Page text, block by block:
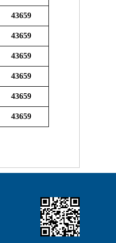
43659
43659
43659
43659
43659
43659